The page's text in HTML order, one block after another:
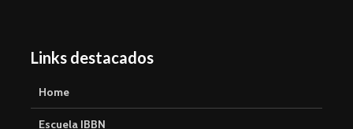
Links destacados
Home
Escuela IBBN